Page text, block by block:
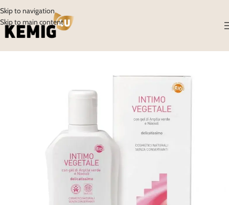
Skip to navigation
Skip to main content